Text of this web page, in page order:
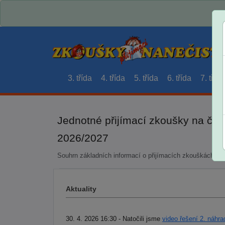
3. třída 4. třída 5. třída 6. třída 7. třída
Jednotné přijímací zkoušky na
2026/2027
Souhrn základních informací o přijímacích zkouškách a
Aktuality
30. 4. 2026 16:30 - Natočili jsme video řešení 2.